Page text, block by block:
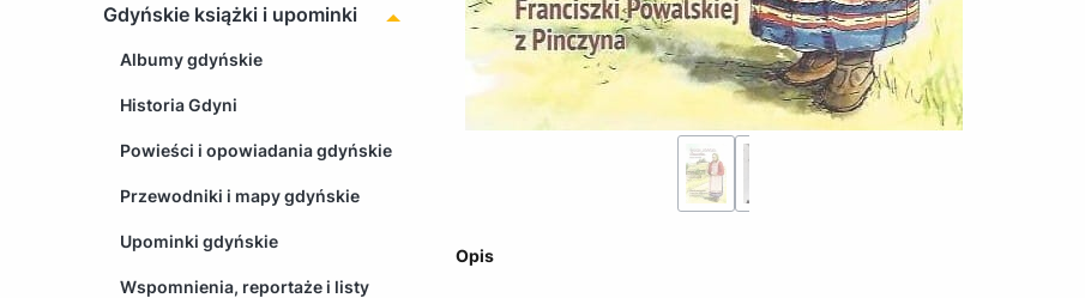
Gdyńskie książki i upominki
Albumy gdyńskie
Historia Gdyni
Powieści i opowiadania gdyńskie
Przewodniki i mapy gdyńskie
Upominki gdyńskie
Wspomnienia, reportaże i listy
Opis